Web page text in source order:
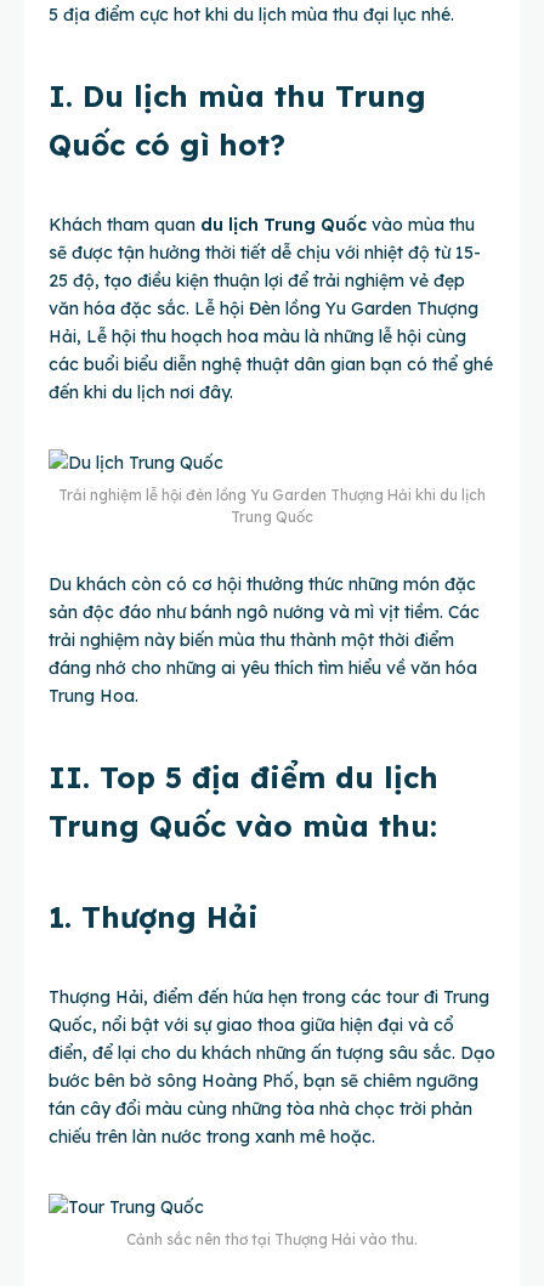
5 địa điểm cực hot khi du lịch mùa thu đại lục nhé.
I. Du lịch mùa thu Trung
Quốc có gì hot?
Khách tham quan du lịch Trung Quốc vào mùa thu
sẽ được tận hưởng thời tiết dễ chịu với nhiệt độ từ 15-
25 độ, tạo điều kiện thuận lợi để trải nghiệm vẻ đẹp
văn hóa đặc sắc. Lễ hội Đèn lồng Yu Garden Thượng
Hải, Lễ hội thu hoạch hoa màu là những lễ hội cùng
các buổi biểu diễn nghệ thuật dân gian bạn có thể ghé
đến khi du lịch nơi đây.
Trải nghiệm lễ hội đèn lồng Yu Garden Thượng Hải khi du lịch
Trung Quốc
Du khách còn có cơ hội thưởng thức những món đặc
sản độc đáo như bánh ngô nướng và mì vịt tiềm. Các
trải nghiệm này biến mùa thu thành một thời điểm
đáng nhớ cho những ai yêu thích tìm hiểu về văn hóa
Trung Hoa.
II. Top 5 địa điểm du lịch
Trung Quốc vào mùa thu:
1. Thượng Hải
Thượng Hải, điểm đến hứa hẹn trong các tour đi Trung
Quốc, nổi bật với sự giao thoa giữa hiện đại và cổ
điển, để lại cho du khách những ấn tượng sâu sắc. Dạo
bước bên bờ sông Hoàng Phố, bạn sẽ chiêm ngưỡng
tán cây đổi màu cùng những tòa nhà chọc trời phản
chiếu trên làn nước trong xanh mê hoặc.
Cảnh sắc nên thơ tại Thượng Hải vào thu.